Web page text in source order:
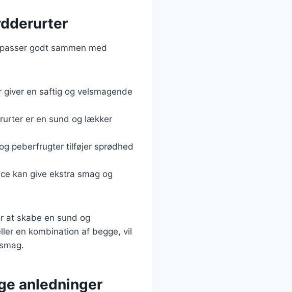
godt sammen med
en saftig og velsmagende
er en sund og lækker
peberfrugter tilføjer sprødhed
kan give ekstra smag og
at skabe en sund og
en kombination af begge, vil
anledninger